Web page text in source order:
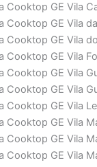
Cooktop GE Vila
Cooktop GE Vila
Cooktop GE Vila
Cooktop GE Vila
Cooktop GE Vila
Cooktop GE Vila
Cooktop GE Vila
Cooktop GE Vila
Cooktop GE Vila
Cooktop GE Vila